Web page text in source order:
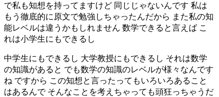
で私も知想を持ってますけど 同じじゃないんです 私は
もう徹底的に原文で勉強しちゃったんだから また私の知
能レベルは違うかもしれません 数学できると言えば こ
れは小学生にもできるし
中学生にもできるし 大学教授にもできるし それは数学
の知識があると でも数学の知識のレベルが様々なんです
ね ですから この知想と言ったってもいろいろあること
はあるんで そんなことを考えちゃっても頭狂っちゃうだ